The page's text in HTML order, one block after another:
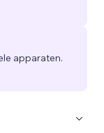
apparaten.